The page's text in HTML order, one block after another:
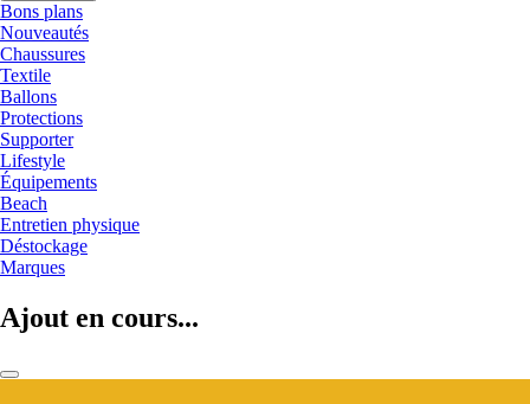
Bons plans
Nouveautés
Chaussures
Textile
Ballons
Protections
Supporter
Lifestyle
Équipements
Beach
Entretien physique
Déstockage
Marques
Ajout en cours...